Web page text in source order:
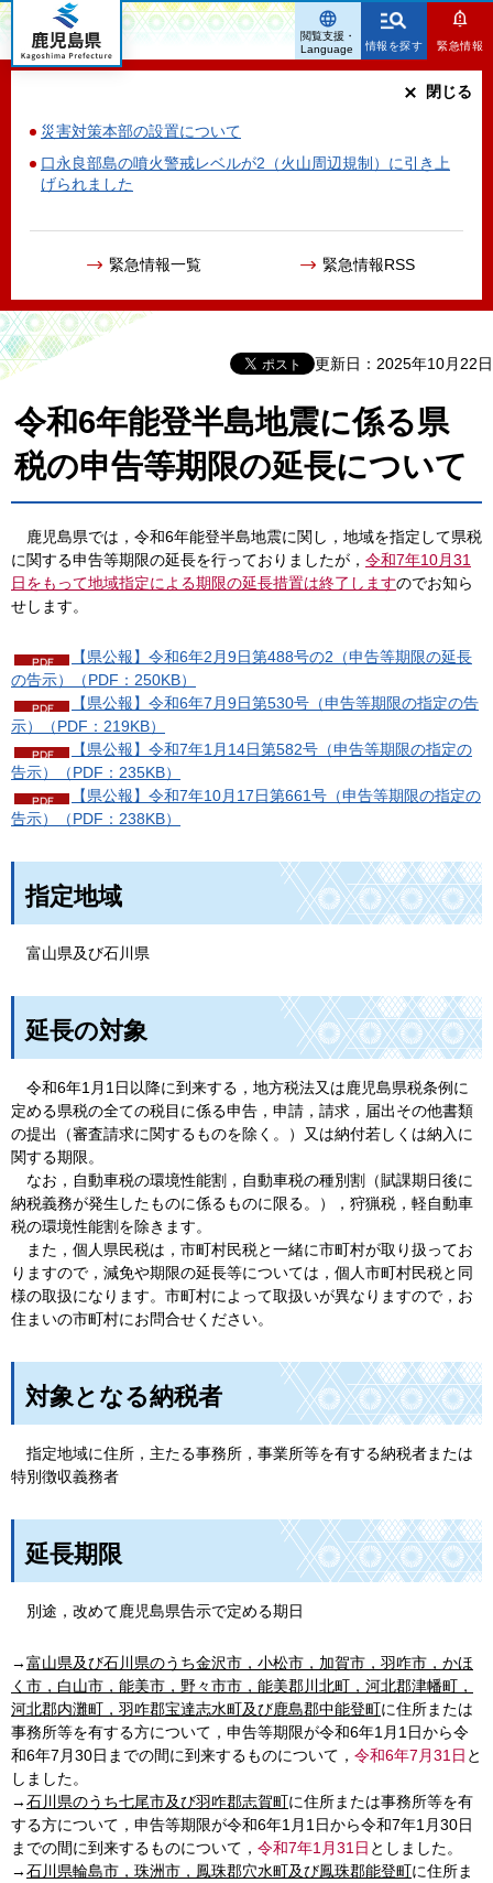
鹿児島県
情報を探す 緊急情報
災害対策本部の設置について
口永良部島の噴火警戒レベルが2（火山周辺規制）に引き上
げられました
緊急情報一覧 緊急情報RSS
閉じる
閲覧支援・
Language
更新日：2025年10月22日
令和6年能登半島地震に係る県
税の申告等期限の延長について
鹿児島県では，令和6年能登半島地震に関し，地域を指定して県税
に関する申告等期限の延長を行っておりましたが， 令和7年10月31
日をもって地域指定による期限の延長措置は終了しますのでお知ら
せします。
【県公報】令和6年2月9日第488号の2（申告等期限の延長
の告示）（PDF：250KB）
【県公報】令和6年7月9日第530号（申告等期限の指定の告
示）（PDF：219KB）
【県公報】令和7年1月14日第582号（申告等期限の指定の
告示）（PDF：235KB）
【県公報】令和7年10月17日第661号（申告等期限の指定の
告示）（PDF：238KB）
指定地域
富山県及び石川県
延長の対象
令和6年1月1日以降に到来する，地方税法又は鹿児島県税条例に
定める県税の全ての税目に係る申告，申請，請求，届出その他書類
の提出（審査請求に関するものを除く。）又は納付若しくは納入に
関する期限。
なお，自動車税の環境性能割，自動車税の種別割（賦課期日後に
納税義務が発生したものに係るものに限る。），狩猟税，軽自動車
税の環境性能割を除きます。
また，個人県民税は，市町村民税と一緒に市町村が取り扱ってお
りますので，減免や期限の延長等については，個人市町村民税と同
様の取扱になります。市町村によって取扱いが異なりますので，お
住まいの市町村にお問合せください。
対象となる納税者
指定地域に住所，主たる事務所，事業所等を有する納税者または
特別徴収義務者
延長期限
別途，改めて鹿児島県告示で定める期日
→富山県及び石川県のうち金沢市，小松市，加賀市，羽咋市，かほ
く市，白山市，能美市，野々市市，能美郡川北町，河北郡津幡町，
河北郡内灘町，羽咋郡宝達志水町及び鹿島郡中能登町に住所または
事務所等を有する方について，申告等期限が令和6年1月1日から令
和6年7月30日までの間に到来するものについて， 令和6年7月31日 と
しました。
→石川県のうち七尾市及び羽咋郡志賀町に住所または事務所等を有
する方について，申告等期限が令和6年1月1日から令和7年1月30日
までの間に到来するものについて， 令和7年1月31日 としました。
→石川県輪島市，珠洲市，鳳珠郡穴水町及び鳳珠郡能登町に住所ま